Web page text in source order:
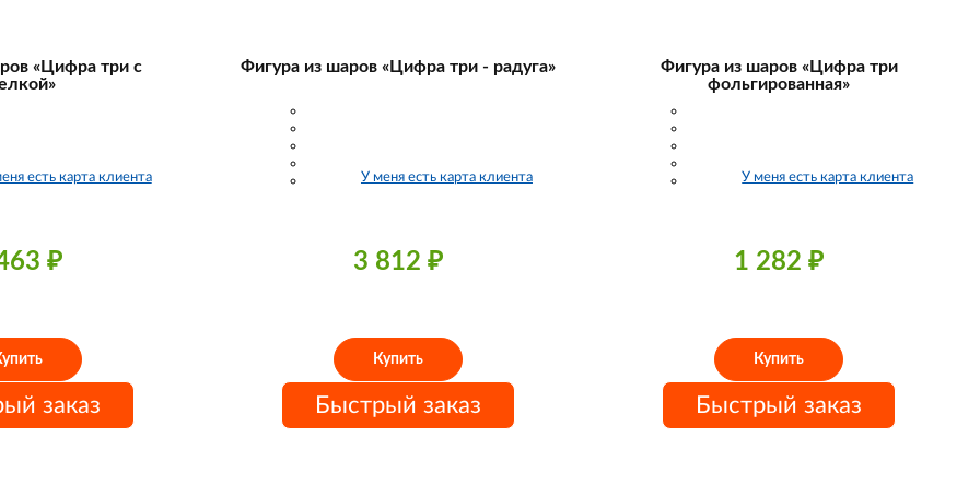
«Цифра три с
есть карта клиента
₽
заказ
Фигура из шаров «Цифра три - радуга»
У меня есть карта клиента
3 812 ₽
Купить
Быстрый заказ
Фигура из шаров «Цифра три
фольгированная»
У меня есть карта клиента
1 282₽
Купить
Быстрый заказ